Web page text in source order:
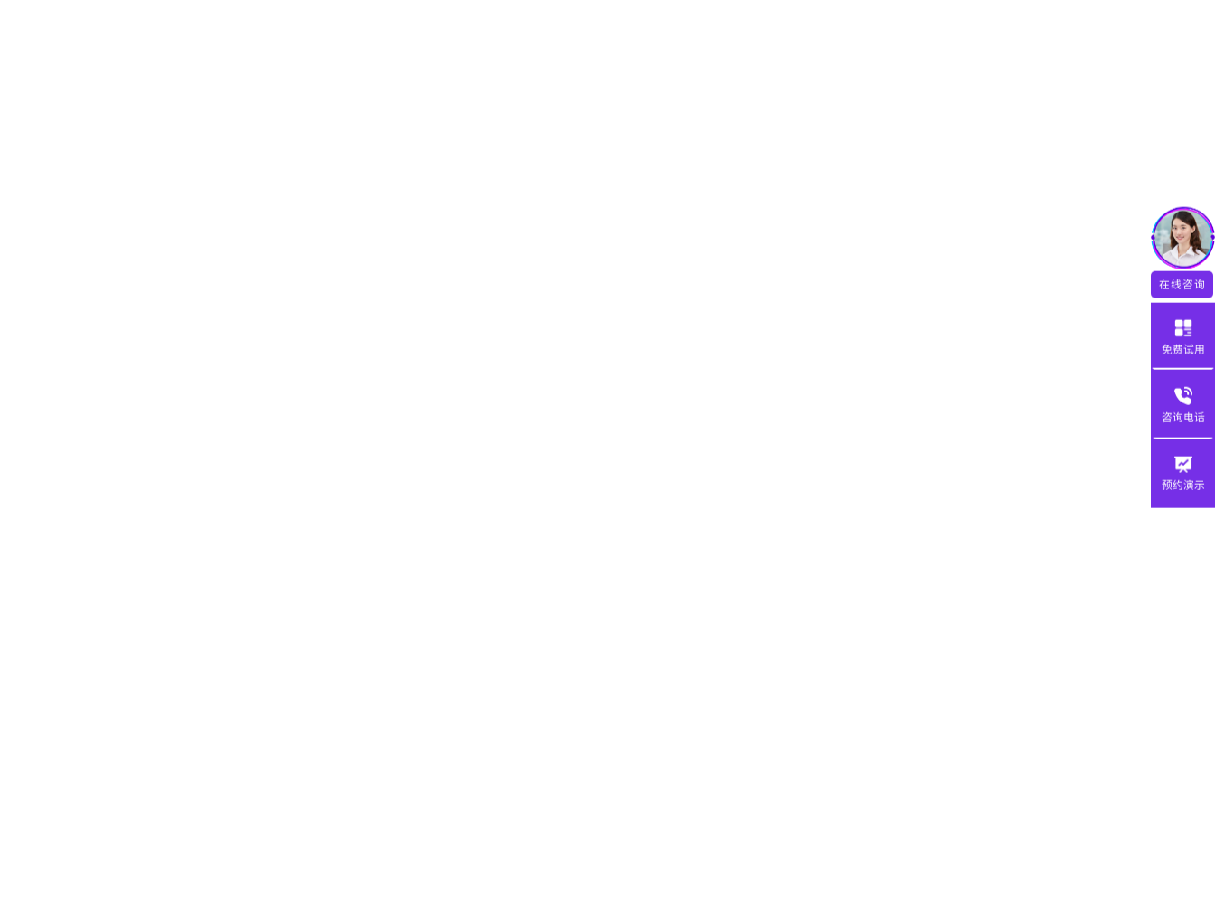
在线咨询
免费试用
咨询电话
预约演示